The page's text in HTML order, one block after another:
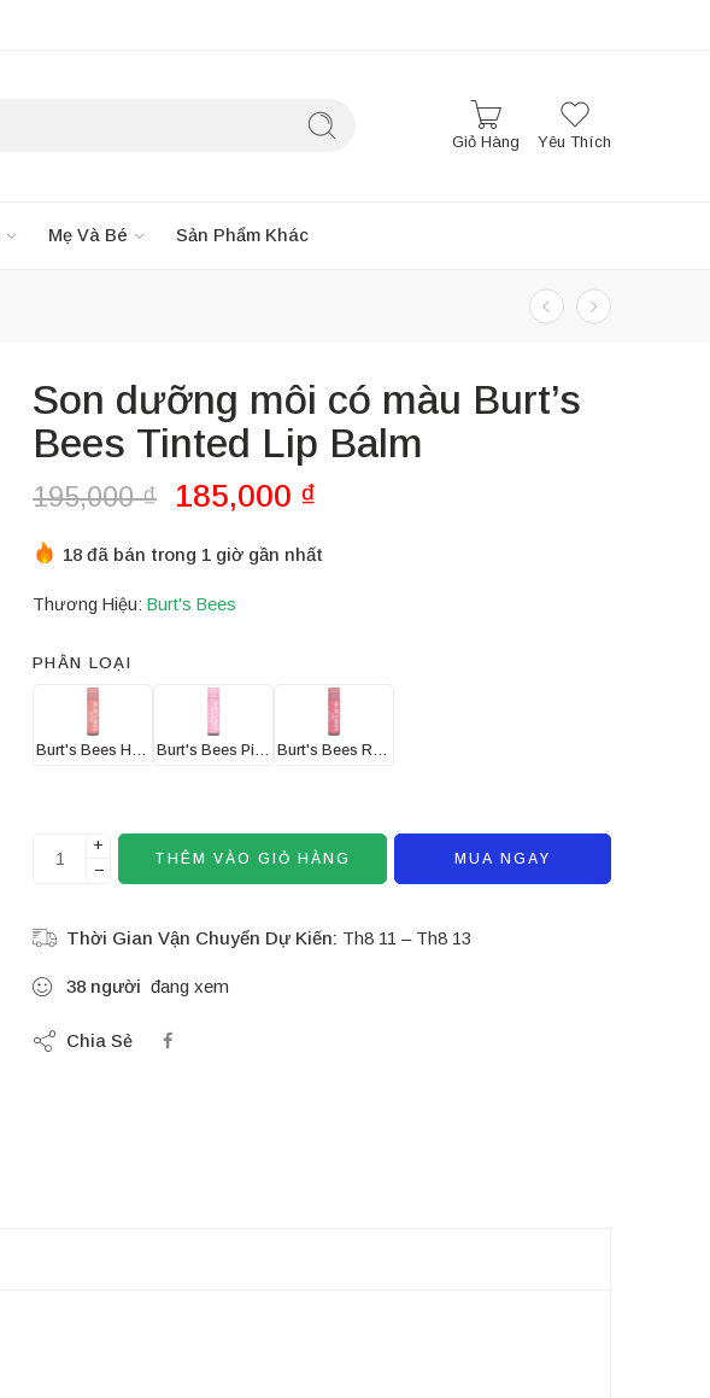
Giỏ Hàng Yêu Thích
Mẹ Và Bé Sản Phẩm Khác
Son dưỡng môi có màu Burt’s
Bees Tinted Lip Balm
195,000₫ 185,000 ₫
18 đã bán trong 1 giờ gần nhất
Thương Hiệu: Burt's Bees
PHÂN LOẠI
Burt's Bees Hibiscus Burt's Bees Pink Blossom Burt's Bees Rose
+
−
THÊM VÀO GIỎ HÀNG MUA NGAY
Thời Gian Vận Chuyển Dự Kiến: Th8 11 – Th8 13
38 người đang xem
Chia Sẻ